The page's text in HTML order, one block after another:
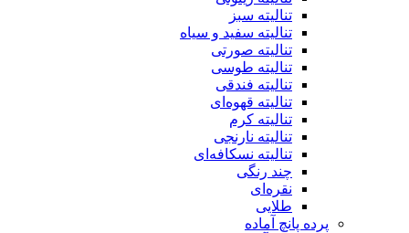
تنالیته سبز
تنالیته سفید و سیاه
تنالیته صورتی
تنالیته طوسی
تنالیته فندقی
تنالیته قهوه‌ای
تنالیته کرم
تنالیته نارنجی
تنالیته نسکافه‌ای
چند رنگی
نقره‌ای
طلایی
پرده پانچ آماده